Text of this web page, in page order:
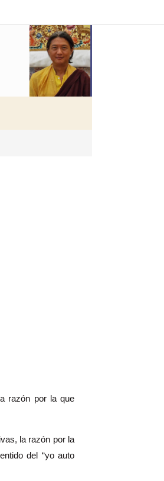
razón por la que
la razón por la
del “yo auto